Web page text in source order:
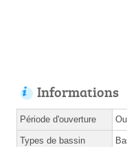
Informations
Période d'ouverture
Types de bassin